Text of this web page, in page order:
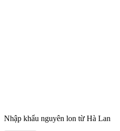
Nhập khẩu nguyên lon từ Hà Lan